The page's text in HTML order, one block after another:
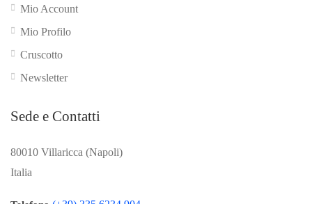
Mio Account
Mio Profilo
Cruscotto
Newsletter
Sede e Contatti
80010 Villaricca (Napoli)
Italia